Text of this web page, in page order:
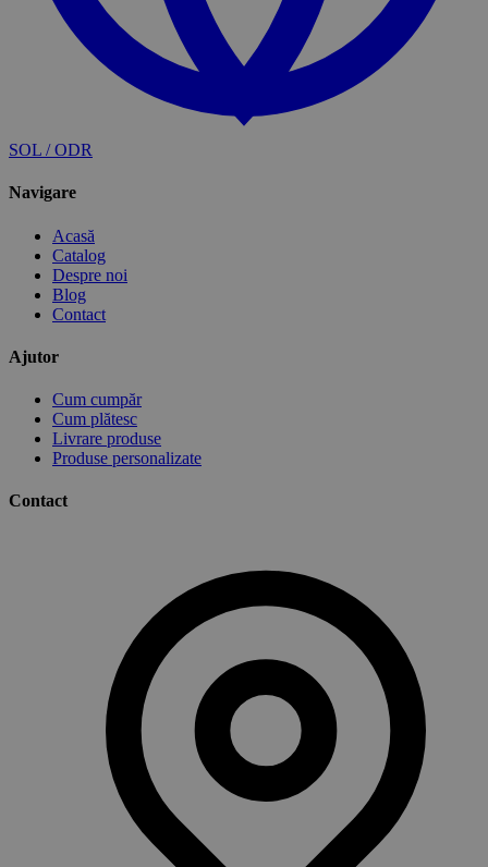
SOL / ODR
Navigare
Acasă
Catalog
Despre noi
Blog
Contact
Ajutor
Cum cumpăr
Cum plătesc
Livrare produse
Produse personalizate
Contact